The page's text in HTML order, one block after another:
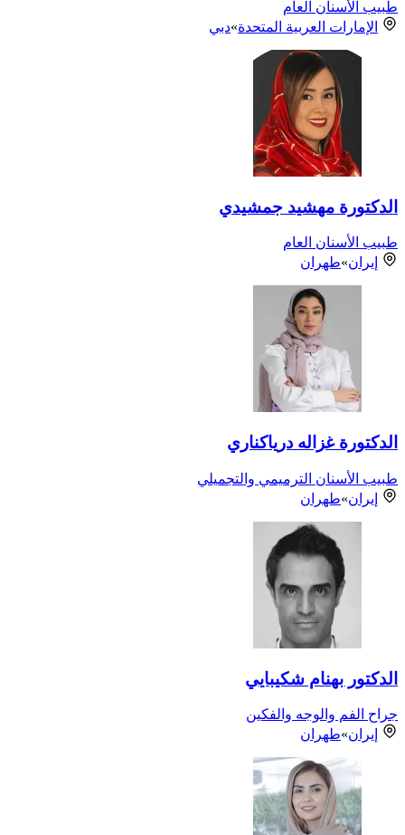
طبيب الأسنان العام
الإمارات العربية المتحدة»دبي
الدكتورة مهشيد جمشيدي
طبيب الأسنان العام
إيران»طهران
الدكتورة غزاله درياكناري
طبيب الأسنان الترميمي والتجميلي
إيران»طهران
الدكتور بهنام شكيبايي
جراح الفم والوجه والفكين
إيران»طهران